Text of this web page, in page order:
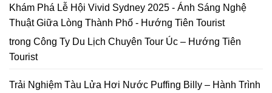
Khám Phá Lễ Hội Vivid Sydney 2025 - Ánh Sáng Nghệ
Thuật Giữa Lòng Thành Phố - Hướng Tiên Tourist
trong Công Ty Du Lịch Chuyên Tour Úc – Hướng Tiên
Tourist
Trải Nghiệm Tàu Lửa Hơi Nước Puffing Billy – Hành Trình